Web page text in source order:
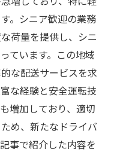
。シニア歓迎の業務
荷量を提供し、シニ
ています。この地域
な配送サービスを求
な経験と安全運転技
増加しており、適切
め、新たなドライバ
事で紹介した内容を